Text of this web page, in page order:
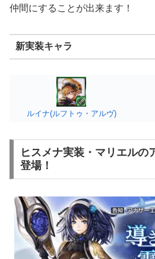
仲間にすることが出来ます！
新実装キャラ
ルイナ(ルフトゥ・アルヴ)
ヒスメナ実装・マリエルの
登場！